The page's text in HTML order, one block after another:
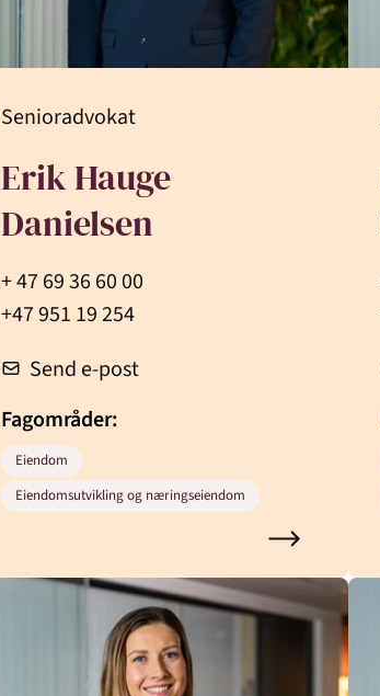
Senioradvokat
Erik Hauge
Danielsen
+ 47 69 36 60 00
+47 951 19 254
Send e-post
Fagområder:
Eiendom
Eiendomsutvikling og næringseiendom